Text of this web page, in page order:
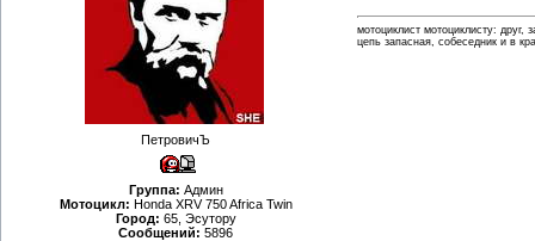
ПетровичЪ
Группа: Админ
Мотоцикл: Honda XRV 750 Africa Twin
Город: 65, Эсутору
Сообщений: 5896
мотоциклист мотоциклисту: друг,
цепь запасная, собеседник и в